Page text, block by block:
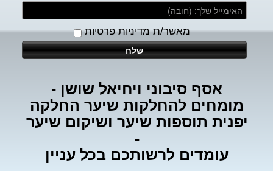
מאשר/ת מדיניות פרטיות
אסף סיבוני ויחיאל שושן -
מומחים להחלקות שיער החלקה
יפנית תוספות שיער ושיקום שיער
-
עומדים לרשותכם בכל עניין